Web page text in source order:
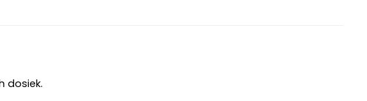
dosiek.